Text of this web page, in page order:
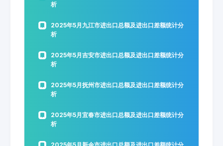
析
2025年5月九江市进出口总额及进出口差额统计分
析
2025年5月吉安市进出口总额及进出口差额统计分
析
2025年5月抚州市进出口总额及进出口差额统计分
析
2025年5月宜春市进出口总额及进出口差额统计分
析